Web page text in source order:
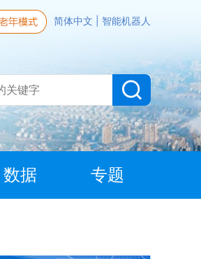
简体中文 智能机器人
数据 专题